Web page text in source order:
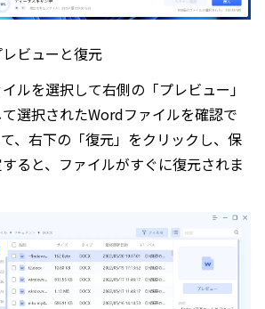
ビューと復元
ルを選択して右側の「プレビュー」
選択されたWordファイルを確認で
、右下の「復元」をクリックし、保
ると、ファイルがすぐに復元されま